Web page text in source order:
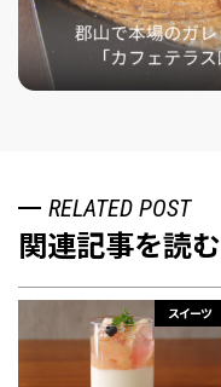
RELATED POST
関連記事を読む
スイーツ